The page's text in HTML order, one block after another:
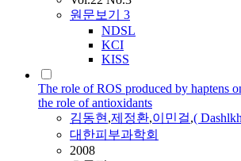
원문보기 3
NDSL
KCI
KISS
The role of ROS produced by haptens
the role of antioxidants
김동현,제정환,이민걸,(
대한피부과학회
2008